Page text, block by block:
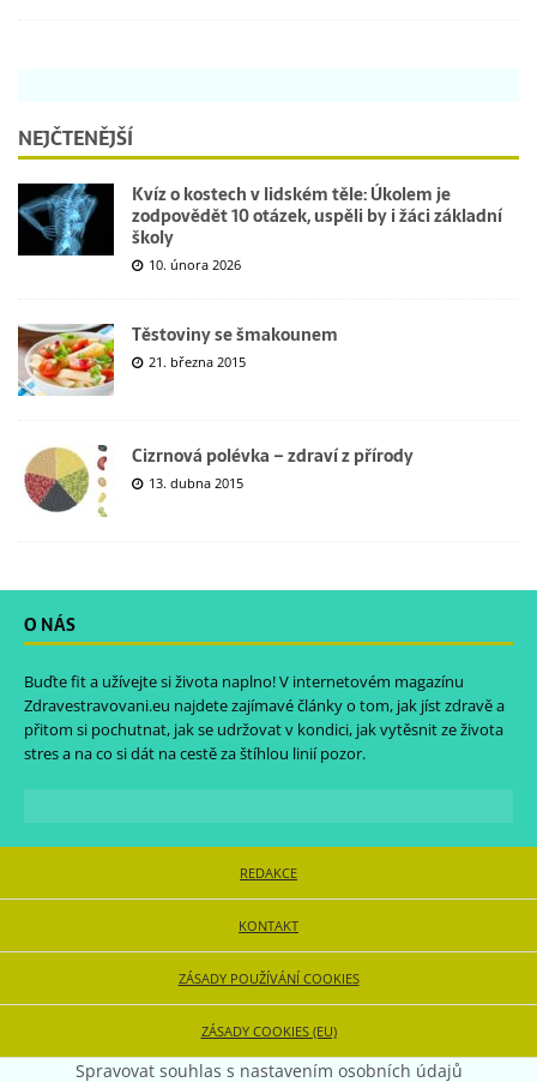
NEJČTENĚJŠÍ
Kvíz o kostech v lidském těle: Úkolem je
zodpovědět 10 otázek, uspěli by i žáci základní
školy
10. února 2026
Těstoviny se šmakounem
21. března 2015
Cizrnová polévka – zdraví z přírody
13. dubna 2015
O NÁS
Buďte fit a užívejte si života naplno! V internetovém magazínu
Zdravestravovani.eu najdete zajímavé články o tom, jak jíst zdravě a
přitom si pochutnat, jak se udržovat v kondici, jak vytěsnit ze života
stres a na co si dát na cestě za štíhlou linií pozor.
REDAKCE
KONTAKT
ZÁSADY POUŽÍVÁNÍ COOKIES
ZÁSADY COOKIES (EU)
Spravovat souhlas s nastavením osobních údajů